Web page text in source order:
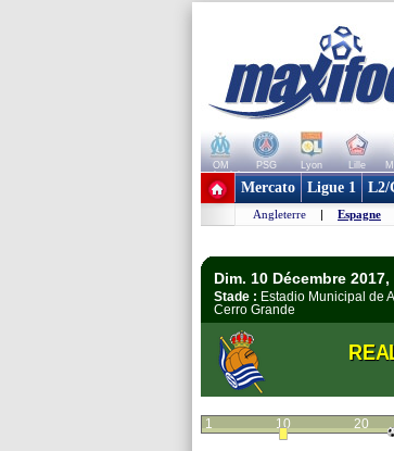
OM PSG Lyon Lille
+ de clubs
Mercato Ligue 1 L2/
Angleterre | Espagne
Dim. 10 Décembre
Stade : Estadio Municipal de
Cerro Grande
1 10 20